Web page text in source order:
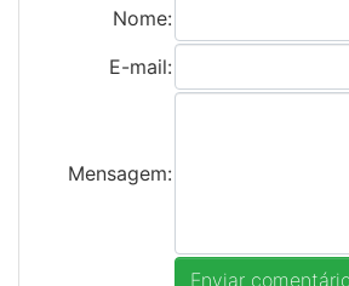
Nome:
E-mail:
Mensagem: